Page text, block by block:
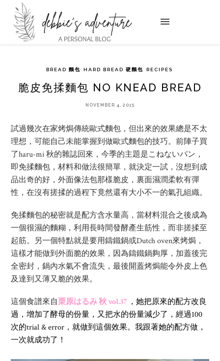
BREAD 麵包 HARD BREAD 硬麵包 RECIPES
脆皮免揉麵包 NO KNEAD BREAD
NOVEMBER 4, 2015
試過幾次在家烤焗傳統歐式麵包，但出來的效果總是不太
理想，可能自己未能掌握到做歐式麵包的技巧。前陣子買
了haru-mi 秋的雜誌回來，今季的主題是こねないパン，
即免揉麵包，材料和做法很簡單，就決定一試，沒想到成
品出奇的好，外面像法包那樣脆皮，裏面濕潤柔軟有彈
性，在沒有搓揉的過程下竟然還有大小不一的氣孔組織。
免揉麵包的秘密就是配方含水量高，當材料混合之後成為
一個很濕的麵糊，利用長時間發酵產生筋性，而非搓揉至
起筋。另一個特點就是要用鑄鐵鍋或Dutch oven來烤焗，
這樣才能做到外面脆的效果，因為鑄鐵鍋夠厚，加蓋後完
全密封，鍋內水氣不會流失，最後開蓋烤焗能令外皮上色
及達到又薄又脆的效果。
這個食譜來自栗原はるみ 秋 vol.37 ，她把原來的配方改良
過，增加了酵母的份量，又把水的份量減少了，經過100
次的trial & error，就做到這個效果。我跟著她的配方做，
一次就成功了！